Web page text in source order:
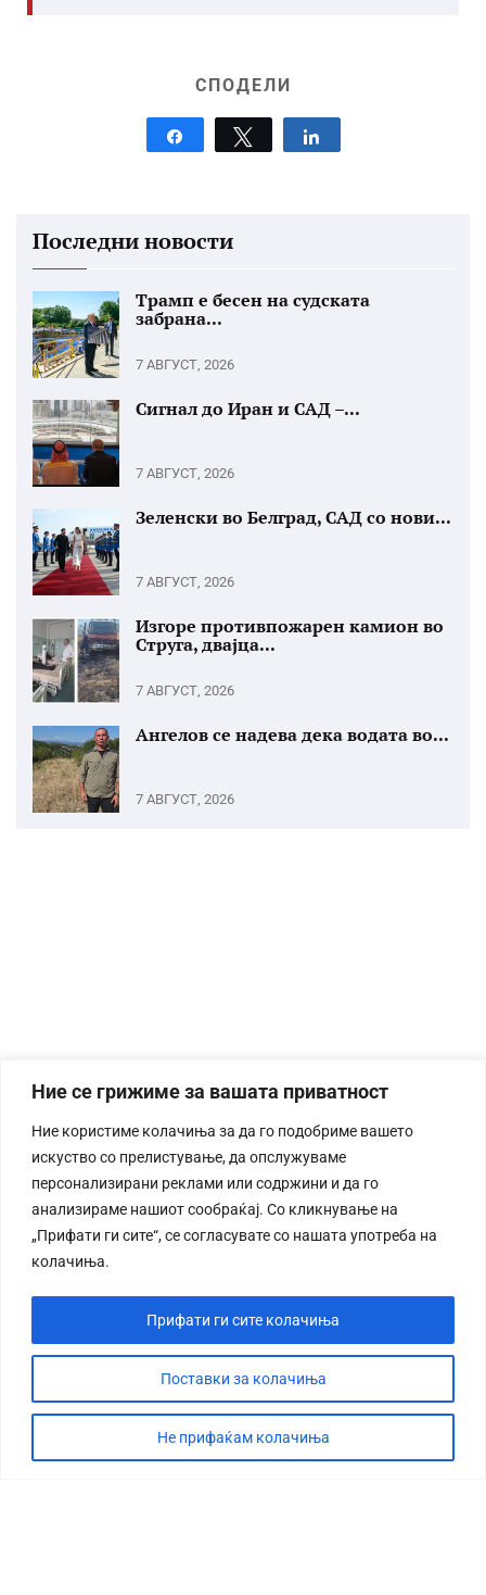
Ние се грижиме за вашата приватност
Ние користиме колачиња за да го подобриме вашето
искуство со прелистување, да опслужуваме
персонализирани реклами или содржини и да го
анализираме нашиот сообраќај. Со кликнување на
„Прифати ги сите“, се согласувате со нашата употреба на
колачиња.
Поставки за колачиња
Не прифаќам колачиња
Прифати ги сите колачиња
СПОДЕЛИ
Tweet
Последни новости
Трамп е бесен на судската
забрана...
7 АВГУСТ, 2026
Сигнал до Иран и САД –...
7 АВГУСТ, 2026
Зеленски во Белград, САД со нови...
7 АВГУСТ, 2026
Изгоре противпожарен камион во
Струга, двајца...
7 АВГУСТ, 2026
Ангелов се надева дека водата во...
7 АВГУСТ, 2026